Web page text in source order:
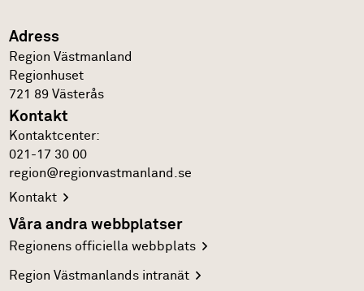
Adress
Region Västmanland
Regionhuset
721 89 Västerås
Kontakt
Kontakt­center:
021-17 30 00
region@regionvastmanland.se
Kontakt
Våra andra webbplatser
Regionens officiellawebbplats
Region Västmanlandsintranät